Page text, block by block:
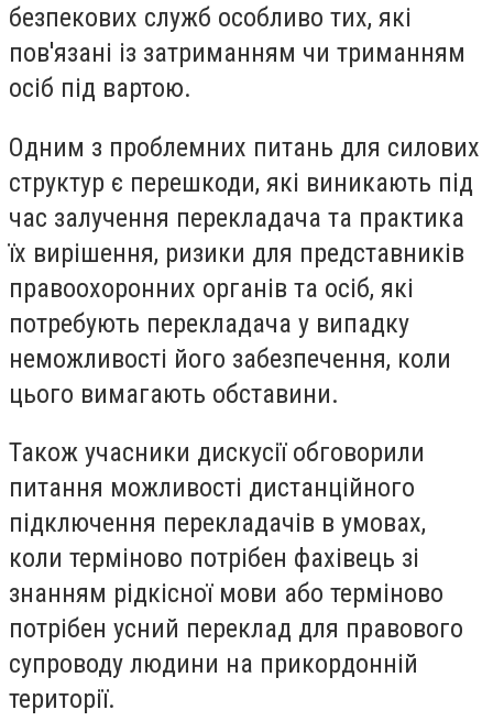
безпекових служб особливо тих, які
пов'язані із затриманням чи триманням
осіб під вартою.
Одним з проблемних питань для силових
структур є перешкоди, які виникають під
час залучення перекладача та практика
їх вирішення, ризики для представників
правоохоронних органів та осіб, які
потребують перекладача у випадку
неможливості його забезпечення, коли
цього вимагають обставини.
Також учасники дискусії обговорили
питання можливості дистанційного
підключення перекладачів в умовах,
коли терміново потрібен фахівець зі
знанням рідкісної мови або терміново
потрібен усний переклад для правового
супроводу людини на прикордонній
території.